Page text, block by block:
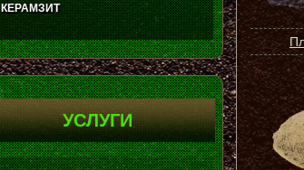
КЕРАМЗИТ
УСЛУГИ